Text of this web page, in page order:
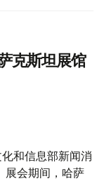
克斯坦展馆
和信息部新闻消
展会期间，哈萨